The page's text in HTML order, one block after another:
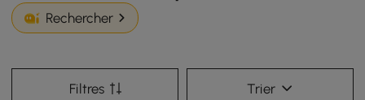
Rechercher
Filtres Trier